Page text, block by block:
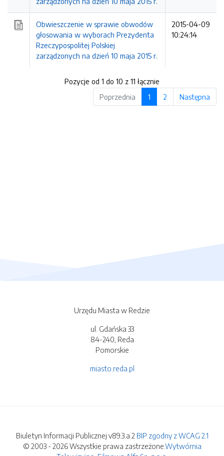
Obwieszczenie w sprawie obwodów
głosowania w wyborach Prezydenta
Rzeczypospolitej Polskiej
zarządzonych na dzień 10 maja 2015 r.
2015-04-09
10:24:14
Pozycje od 1 do 10 z 11 łącznie
Poprzednia
1 2 Następna
Urzędu Miasta w Redzie
ul. Gdańska 33
84-240, Reda
Pomorskie
miasto.reda.pl
Biuletyn Informacji Publicznej v89.3.a.2 BIP zgodny z WCAG 2.1
© 2003 - 2026 Wszystkie prawa zastrzeżone.Wytwórnia